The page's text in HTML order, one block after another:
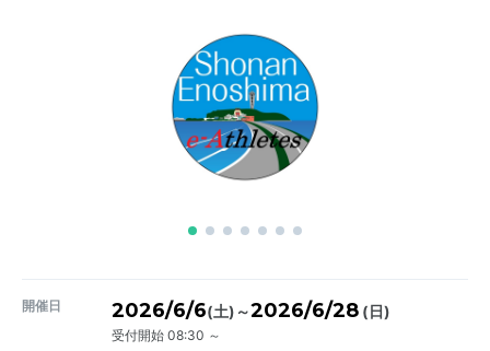
開催日 2026/6/6(土) ～2026/6/28(日)
受付開始 08:30 ～